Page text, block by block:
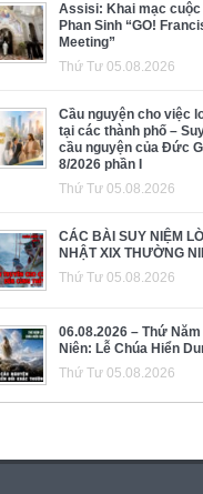
Assisi: Khai mạc
Phan Sinh “GO!
Meeting”
Thứ Tư 05.08.2026
Cầu nguyện cho việc
tại các thành phố –
cầu nguyện của Đức
8/2026 phần I
Thứ Tư 05.08.2026
CÁC BÀI SUY NIỆM
NHẬT XIX THƯỜNG
Thứ Tư 05.08.2026
06.08.2026 – Thứ
Niên: Lễ Chúa Hiển
Thứ Tư 05.08.2026